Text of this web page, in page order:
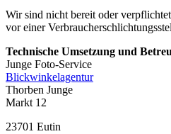
Wir sind nicht bereit oder
vor einer
Technische Umsetzung und
Junge Foto-Service
Blickwinkelagentur
Thorben Junge
Markt 12
23701 Eutin